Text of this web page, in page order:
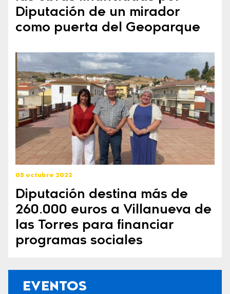
Diputación de un mirador
como puerta del Geoparque
05 octubre 2022
Diputación destina más de
260.000 euros a Villanueva de
las Torres para financiar
programas sociales
EVENTOS